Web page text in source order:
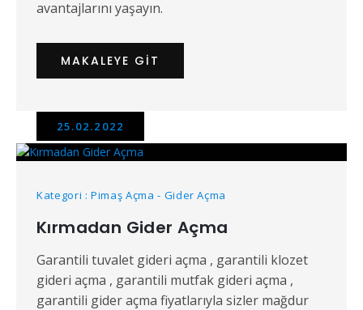
avantajlarını yaşayın.
MAKALEYE GIT
25.02.2022
Kategori : Pimaş Açma - Gider Açma
Kırmadan Gider Açma
Garantili tuvalet gideri açma , garantili klozet
gideri açma , garantili mutfak gideri açma ,
garantili gider açma fiyatlarıyla sizler mağdur